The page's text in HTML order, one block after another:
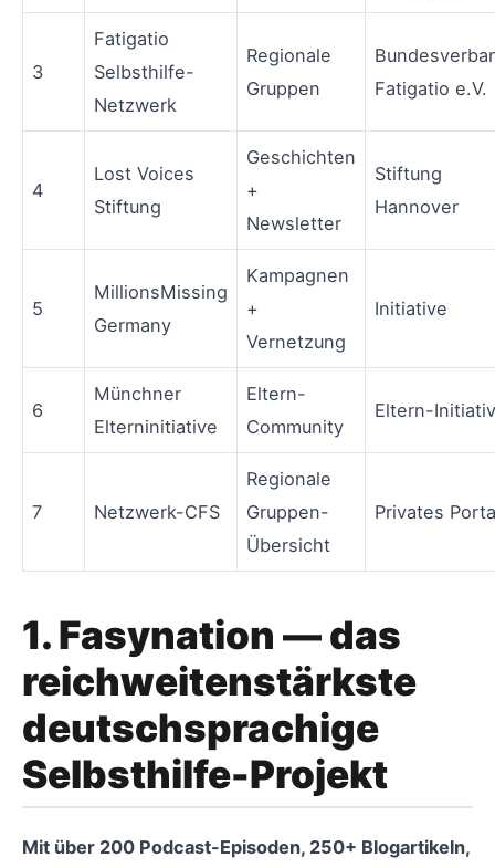
3
Fatigatio
Selbsthilfe-
Netzwerk
Regionale
Gruppen
Fatigatio e.V.
4
Lost Voices
Stiftung
Geschichten
+
Newsletter
Stiftung
Hannover
5
MillionsMissing
Germany
Kampagnen
+
Vernetzung
Initiative
6
Münchner
Elterninitiative
Eltern-
Community
Eltern-
7 Netzwerk-CFS
Regionale
Gruppen-
Übersicht
Privates
1. Fasynation — das
reichweitenstärkste
deutschsprachige
Selbsthilfe-Projekt
Mit über 200 Podcast-Episoden, 250+ Blogartikeln,